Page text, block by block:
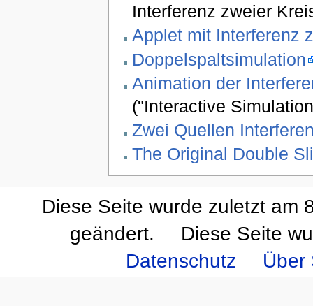
Interferenz zweier
Applet mit Interferenz
Doppelspaltsimulation
Animation der
("Interactive
Zwei Quellen
The Original Double
Diese Seite wurde zuletzt am
geändert.
Diese Seite
Datenschutz
Über